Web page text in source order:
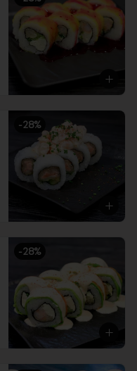
-28%
-28%